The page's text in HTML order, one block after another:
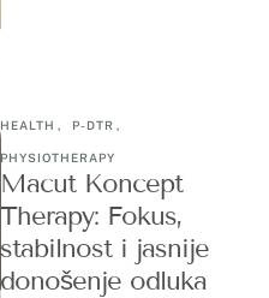
HEALTH , P-DTR ,
PHYSIOTHERAPY
Macut Koncept
Therapy: Fokus,
stabilnost i jasnije
donošenje odluka